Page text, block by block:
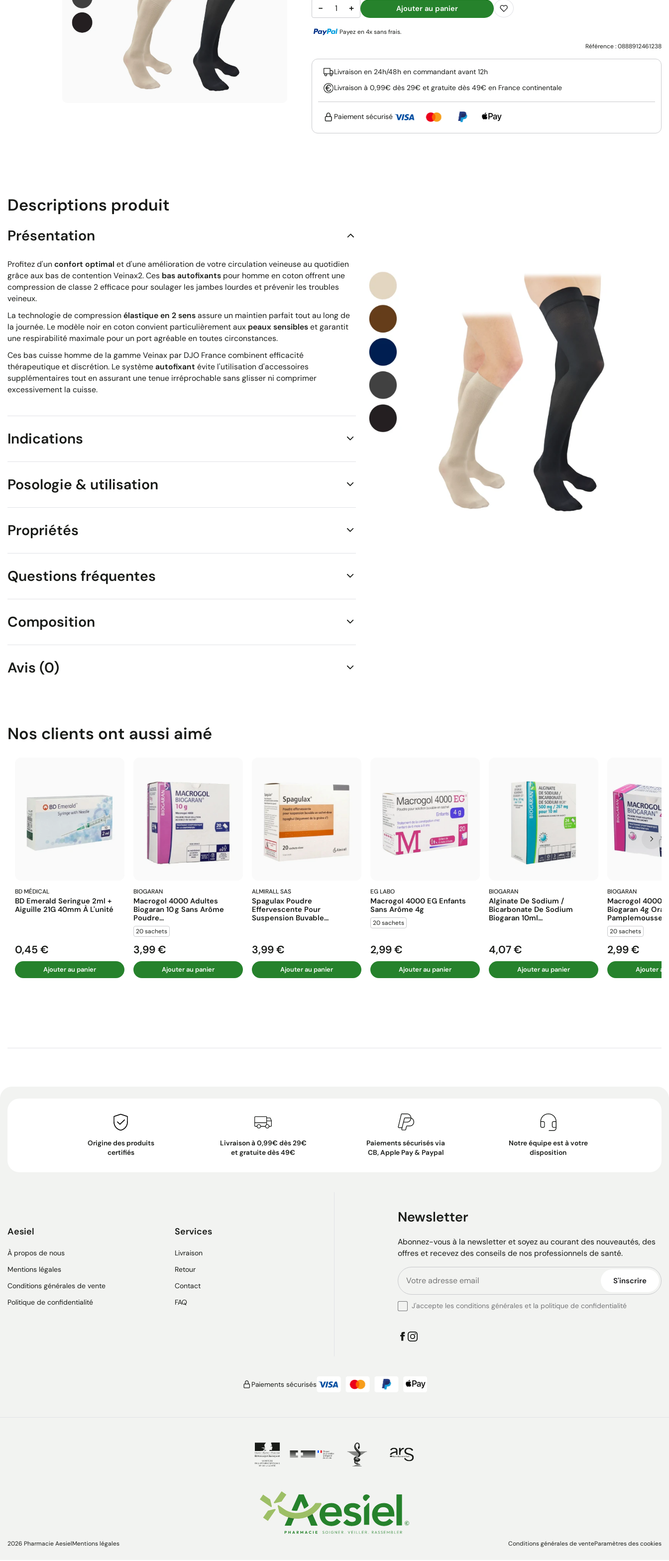
− + Ajouter au panier
Payez en 4x sans frais.
Référence :0888912461238
Livraison en 24h/48h en commandant avant 12h
Livraison à 0,99€ dès 29€ et gratuite dès 49€ en France continentale
Paiement sécurisé
Descriptions produit
Présentation
Profitez d'un confort optimal et d'une amélioration de votre circulation veineuse au quotidien
grâce aux bas de contention Veinax2. Ces bas autofixants pour homme en coton offrent une
compression de classe 2 efficace pour soulager les jambes lourdes et prévenir les troubles
veineux.
La technologie de compression élastique en 2 sensassure un maintien parfait tout au long de
la journée. Le modèle noir en coton convient particulièrement aux peaux sensibleset garantit
une respirabilité maximale pour un port agréable en toutes circonstances.
Ces bas cuisse homme de la gamme Veinax par DJO France combinent efficacité
thérapeutique et discrétion. Le systèmeautofixant évite l'utilisation d'accessoires
supplémentaires tout en assurant une tenue irréprochable sans glisser ni comprimer
excessivement la cuisse.
Indications
Posologie & utilisation
Propriétés
Questions fréquentes
Composition
Avis (0)
Nos clients ont aussi aimé
BD MÉDICAL
BD Emerald Seringue 2ml +
Aiguille 21G 40mm À L'unité
Prix
0,45 €
Ajouter au panier
BIOGARAN
Macrogol 4000 Adultes
Biogaran 10 G Sans Arôme
Poudre...
20 sachets
Prix
3,99 €
Ajouter au panier
ALMIRALL SAS
Spagulax Poudre
Effervescente Pour
Suspension Buvable...
Prix
3,99 €
Ajouter au panier
EG LABO
Macrogol 4000 EG Enfants
Sans Arôme 4g
20 sachets
Prix
2,99 €
Ajouter au panier
BIOGARAN
Alginate De Sodium /
Bicarbonate De Sodium
Biogaran 10ml...
Prix
4,07 €
Ajouter au panier
BIOGARAN
Macrogol 4000
Biogaran 4g
Pamplemousse...
20 sachets
Prix
2,99 €
Ajouter au
Origine des produits
certifiés
Livraison à 0,99€ dès 29€
et gratuite dès 49€
Paiements sécurisés via
CB, Apple Pay & Paypal
Notre équipe est à votre
disposition
Aesiel
À propos de nous
Mentions légales
Conditions générales de vente
Politique de confidentialité
Services
Livraison
Retour
Contact
FAQ
Newsletter
Abonnez-vous à la newsletter et soyez au courant des nouveautés, des
offres et recevez des conseils de nos professionnels de santé.
S'inscrire
J'accepte les conditions générales et la politique de confidentialité
Paiements sécurisés
2026 Pharmacie AesielMentions légales Conditions générales de venteParamètres des cookies